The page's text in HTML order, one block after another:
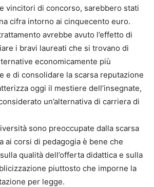
vincitori di concorso, sarebbero stati
cifra intorno ai cinquecento euro.
avrebbe avuto l’effetto di
i bravi laureati che si trovano di
economicamente più
e di consolidare la scarsa reputazione
oggi il mestiere dell’insegnate,
un’alternativa di carriera di
sono preoccupate dalla scarsa
ai corsi di pedagogia è bene che
qualità dell’offerta didattica e sulla
piuttosto che imporne la
per legge.